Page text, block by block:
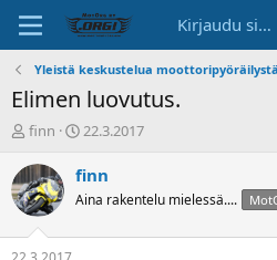
Kirjaudu sisään
Yleistä keskustelua moottoripyöräilystä
Elimen luovutus.
K
s
k
u
s
t
finn
A
o
t
22.3.2017
finn
Aina rakentelu mielessä....